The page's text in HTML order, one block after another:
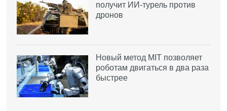
получит ИИ-турель против
дронов
Новый метод MIT позволяет
роботам двигаться в два раза
быстрее